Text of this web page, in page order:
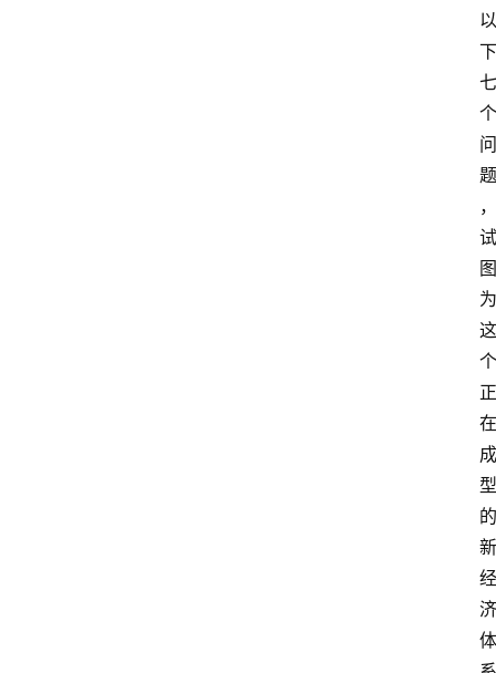
以
下
七
个
问
题
，
试
图
为
这
个
正
在
成
型
的
新
经
济
体